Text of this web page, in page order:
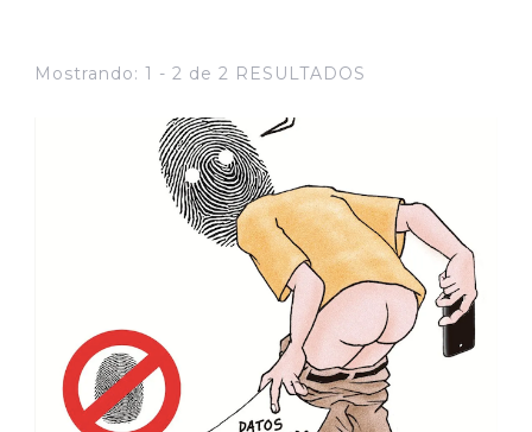
Mostrando: 1 - 2 de 2 RESULTADOS